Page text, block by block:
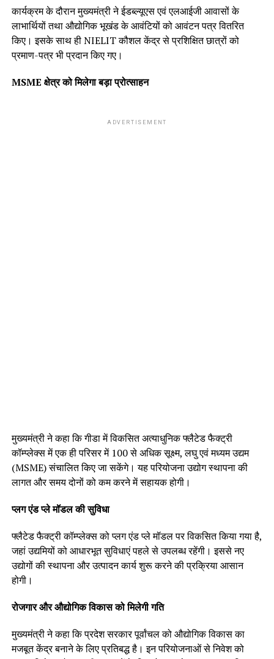
कार्यक्रम के दौरान मुख्यमंत्री ने ईडब्ल्यूएस एवं एलआईजी आवासों के
लाभार्थियों तथा औद्योगिक भूखंड के आवंटियों को आवंटन पत्र वितरित
किए। इसके साथ ही NIELIT कौशल केंद्र से प्रशिक्षित छात्रों को
प्रमाण-पत्र भी प्रदान किए गए।
MSME क्षेत्र को मिलेगा बड़ा प्रोत्साहन
ADVERTISEMENT
मुख्यमंत्री ने कहा कि गीडा में विकसित अत्याधुनिक फ्लैटेड फैक्ट्री
कॉम्प्लेक्स में एक ही परिसर में 100 से अधिक सूक्ष्म, लघु एवं मध्यम उद्यम
(MSME) संचालित किए जा सकेंगे। यह परियोजना उद्योग स्थापना की
लागत और समय दोनों को कम करने में सहायक होगी।
प्लग एंड प्ले मॉडल की सुविधा
फ्लैटेड फैक्ट्री कॉम्प्लेक्स को प्लग एंड प्ले मॉडल पर विकसित किया गया है,
जहां उद्यमियों को आधारभूत सुविधाएं पहले से उपलब्ध रहेंगी। इससे नए
उद्योगों की स्थापना और उत्पादन कार्य शुरू करने की प्रक्रिया आसान
होगी।
रोजगार और औद्योगिक विकास को मिलेगी गति
मुख्यमंत्री ने कहा कि प्रदेश सरकार पूर्वांचल को औद्योगिक विकास का
मजबूत केंद्र बनाने के लिए प्रतिबद्ध है। इन परियोजनाओं से निवेश को